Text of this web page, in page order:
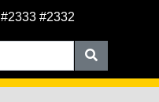
#2332